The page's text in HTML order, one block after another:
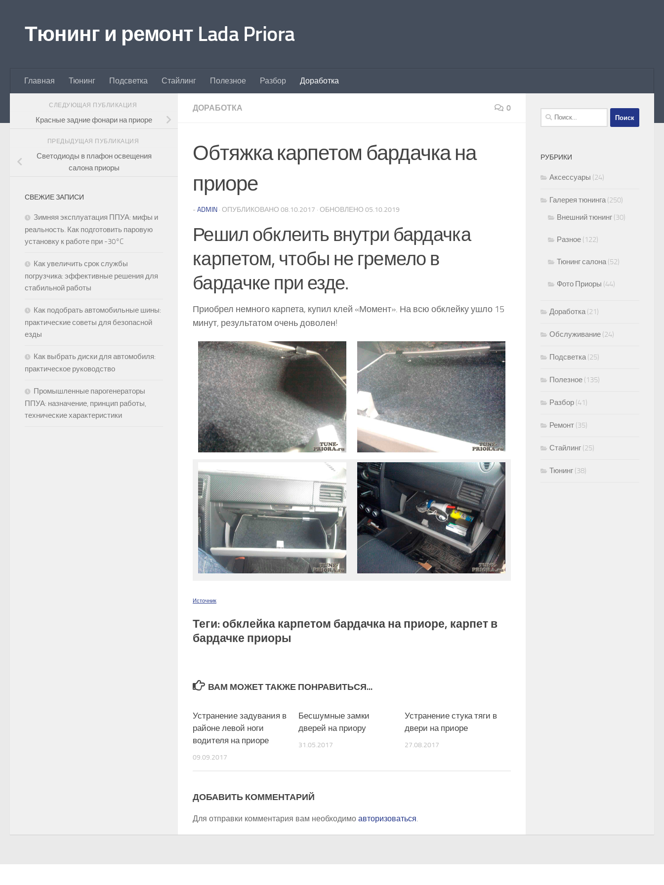
Тюнинг и ремонт Lada Priora
Главная Тюнинг Подсветка Стайлинг Полезное Разбор Доработка
ДОРАБОТКА 0
Обтяжка карпетом бардачка на
приоре
- ADMIN · ОПУБЛИКОВАНО 08.10.2017 · ОБНОВЛЕНО 05.10.2019
Решил обклеить внутри бардачка
карпетом, чтобы не гремело в
бардачке при езде.
Приобрел немного карпета, купил клей «Момент». На всю обклейку ушло 15
минут, результатом очень доволен!
Источник
Теги: обклейка карпетом бардачка на приоре, карпет в
бардачке приоры
ВАМ МОЖЕТ ТАКЖЕ ПОНРАВИТЬСЯ...
Устранение задувания в
районе левой ноги
водителя на приоре
09.09.2017
Бесшумные замки
дверей на приору
31.05.2017
Устранение стука тяги в
двери на приоре
27.08.2017
ДОБАВИТЬ КОММЕНТАРИЙ
Для отправки комментария вам необходимо авторизоваться.
СЛЕДУЮЩАЯ ПУБЛИКАЦИЯ
Красные задние фонари на приоре
ПРЕДЫДУЩАЯ ПУБЛИКАЦИЯ
Светодиоды в плафон освещения
салона приоры
СВЕЖИЕ ЗАПИСИ
Зимняя эксплуатация ППУА: мифы и
реальность. Как подготовить паровую
установку к работе при -30°C
Как увеличить срок службы
погрузчика: эффективные решения для
стабильной работы
Как подобрать автомобильные шины:
практические советы для безопасной
езды
Как выбрать диски для автомобиля:
практическое руководство
Промышленные парогенераторы
ППУА: назначение, принцип работы,
технические характеристики
Найти:
РУБРИКИ
Аксессуары (24)
Галерея тюнинга(250)
Внешний тюнинг (30)
Разное (122)
Тюнинг салона(52)
Фото Приоры (44)
Доработка(21)
Обслуживание (24)
Подсветка(25)
Полезное (135)
Разбор (41)
Ремонт (35)
Стайлинг (25)
Тюнинг (38)